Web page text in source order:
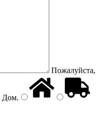
Пожалуйста,
Дом.